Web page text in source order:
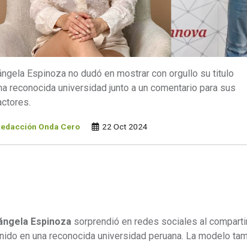
Espinoza no dudó en mostrar con orgullo su titulo
reconocida universidad junto a un comentario para sus
Onda Cero 22 Oct 2024
Espinoza sorprendió en redes sociales al
en una reconocida universidad peruana. La modelo